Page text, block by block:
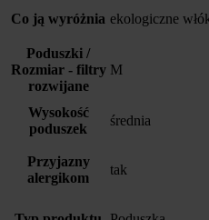
Co ją wyróżnia ekologiczne
Poduszki /
Rozmiar - filtry
rozwijane
M
Wysokość
poduszek
średnia
Przyjazny
alergikom
tak